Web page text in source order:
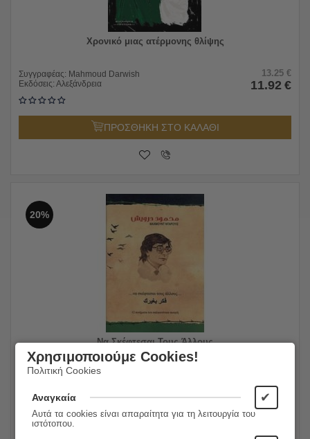
Χρονικό μιας ατέρμονης θλίψης
Συγγραφέας: Mahmoud Darwish
Εκδόσεις: Αλεξάνδρεια
13.25 €
11.92 €
ΠΡΟΣΘΗΚΗ ΣΤΟ ΚΑΛΑΘΙ
20%
... Να Σκέφτεσαι Τους Άλλους ...
Συγγραφέας:Mahmoud Darwish
8.16
Χρησιμοποιούμε Cookies!
Πολιτική Cookies
Αναγκαία ✔
Αυτά τα cookies είναι απαραίτητα για τη λειτουργία του
ιστότοπου.